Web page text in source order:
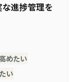
進捗管理を
めたい
い